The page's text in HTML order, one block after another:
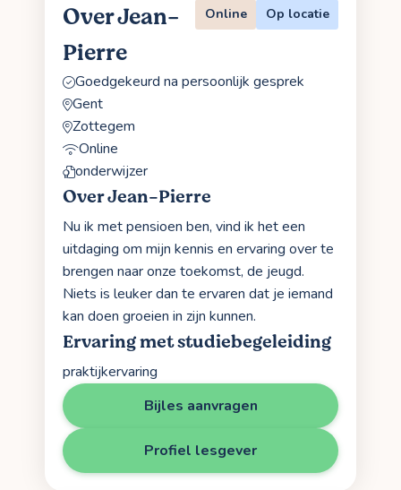
Over Jean-
Pierre
Online Op locatie
Goedgekeurd na persoonlijk gesprek
Gent
Zottegem
Online
onderwijzer
Over Jean-Pierre
Nu ik met pensioen ben, vind ik het een
uitdaging om mijn kennis en ervaring over te
brengen naar onze toekomst, de jeugd.
Niets is leuker dan te ervaren dat je iemand
kan doen groeien in zijn kunnen.
Ervaring met studiebegeleiding
praktijkervaring
Bijles aanvragen
Profiel lesgever